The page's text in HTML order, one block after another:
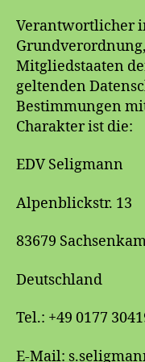
Verantwortlicher
Mitgliedstaaten
geltenden
Bestimmungen
Charakter ist die:
EDV Seligmann
Alpenblickstr. 13
83679
Deutschland
Tel.: +49 0177
E-Mail: